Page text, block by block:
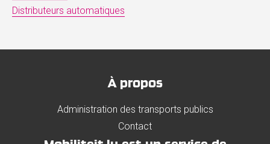
Distributeurs automatiques
À propos
Administration des transports publics
Contact